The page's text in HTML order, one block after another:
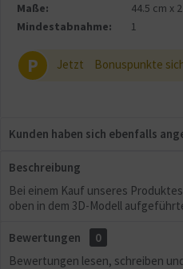
Maße:
44.5 cm x
Mindestabnahme:
1
P Jetzt Bonuspunkte
Kunden haben sich ebenfalls
Beschreibung
Bei einem Kauf unseres
oben in dem 3D-Modell
Bewertungen
0
Bewertungen lesen, schreiben